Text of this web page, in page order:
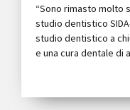
soddisfato dei servizi
SIDO. Consiglio
cerchi
alta qualità.”